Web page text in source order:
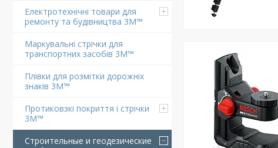
Електротехнічні товари для
ремонту та будівництва 3M™
Маркувальні стрічки для
транспортних засобів 3M™
Плівки для розмітки дорожніх
знаків 3M™
Протиковзкі покриття і стрічки
3M™
Строительные и геодезические